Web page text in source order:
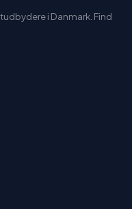
i Danmark. Find